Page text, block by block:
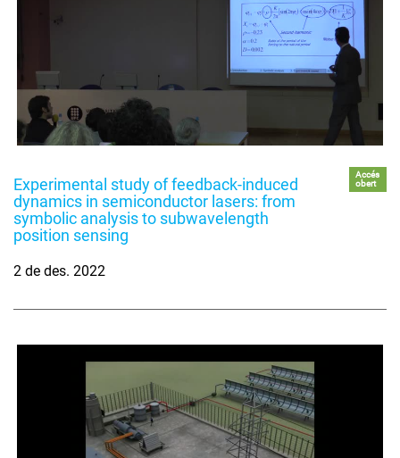
Experimental study of feedback-induced
dynamics in semiconductor lasers: from
symbolic analysis to subwavelength
position sensing
Accés
obert
2 de des. 2022